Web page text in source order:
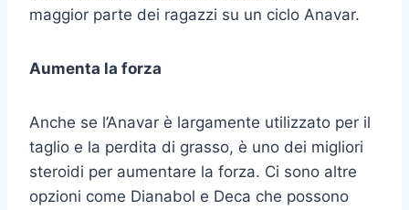
maggior parte dei ragazzi su un ciclo Anavar.
Aumenta la forza
Anche se l’Anavar è largamente utilizzato per il
taglio e la perdita di grasso, è uno dei migliori
steroidi per aumentare la forza. Ci sono altre
opzioni come Dianabol e Deca che possono